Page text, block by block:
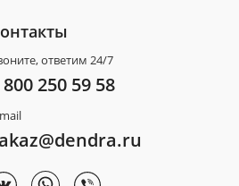
ответим 24/7
250 59 58